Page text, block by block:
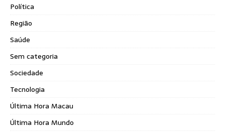
Política
Região
Saúde
Sem categoria
Sociedade
Tecnologia
Última Hora Macau
Última Hora Mundo